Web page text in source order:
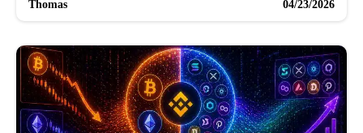
Thomas 04/23/2026